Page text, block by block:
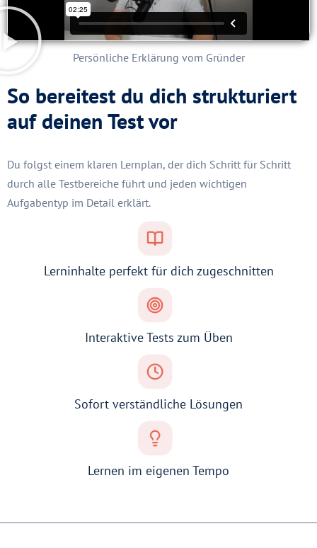
Persönliche Erklärung vom Gründer
So bereitest du dich strukturiert
auf deinen Test vor
Du folgst einem klaren Lernplan, der dich Schritt für Schritt
durch alle Testbereiche führt und jeden wichtigen
Aufgabentyp im Detail erklärt.
Lerninhalte perfekt für dich zugeschnitten
Interaktive Tests zum Üben
Sofort verständliche Lösungen
Lernen im eigenen Tempo